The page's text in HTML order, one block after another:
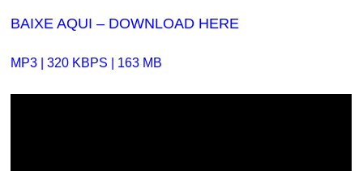
BAIXE AQUI – DOWNLOAD HERE
MP3 | 320 KBPS | 163 MB